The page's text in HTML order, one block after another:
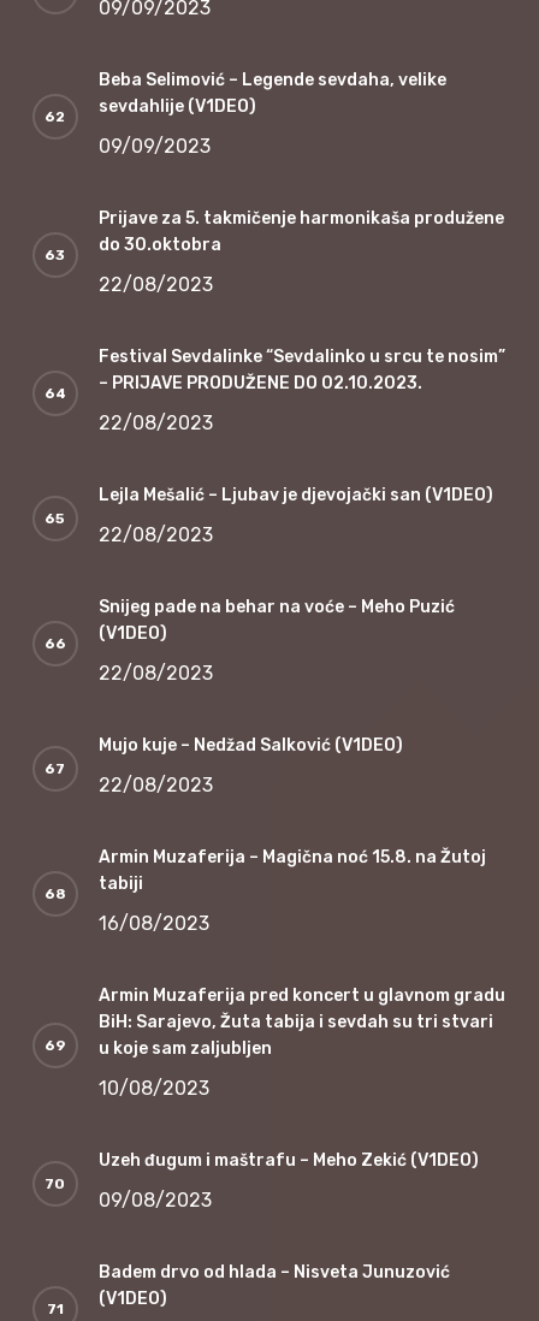
09/09/2023
Beba Selimović – Legende sevdaha, velike
sevdahlije (V1DEO)
09/09/2023
Prijave za 5. takmičenje harmonikaša produžene
do 30.oktobra
22/08/2023
Festival Sevdalinke “Sevdalinko u srcu te nosim”
– PRIJAVE PRODUŽENE DO 02.10.2023.
22/08/2023
Lejla Mešalić – Ljubav je djevojački san (V1DEO)
22/08/2023
Snijeg pade na behar na voće – Meho Puzić
(V1DEO)
22/08/2023
Mujo kuje – Nedžad Salković (V1DEO)
22/08/2023
Armin Muzaferija – Magična noć 15.8. na Žutoj
tabiji
16/08/2023
Armin Muzaferija pred koncert u glavnom gradu
BiH: Sarajevo, Žuta tabija i sevdah su tri stvari
u koje sam zaljubljen
10/08/2023
Uzeh đugum i maštrafu – Meho Zekić (V1DEO)
09/08/2023
Badem drvo od hlada – Nisveta Junuzović
(V1DEO)